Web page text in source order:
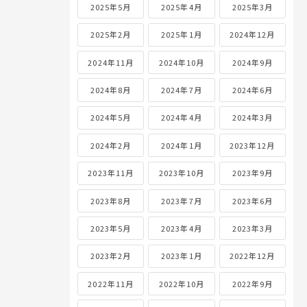
2025年5月 2025年4月 2025年3月
2025年2月 2025年1月 2024年12月
2024年11月 2024年10月 2024年9月
2024年8月 2024年7月 2024年6月
2024年5月 2024年4月 2024年3月
2024年2月 2024年1月 2023年12月
2023年11月 2023年10月 2023年9月
2023年8月 2023年7月 2023年6月
2023年5月 2023年4月 2023年3月
2023年2月 2023年1月 2022年12月
2022年11月 2022年10月 2022年9月